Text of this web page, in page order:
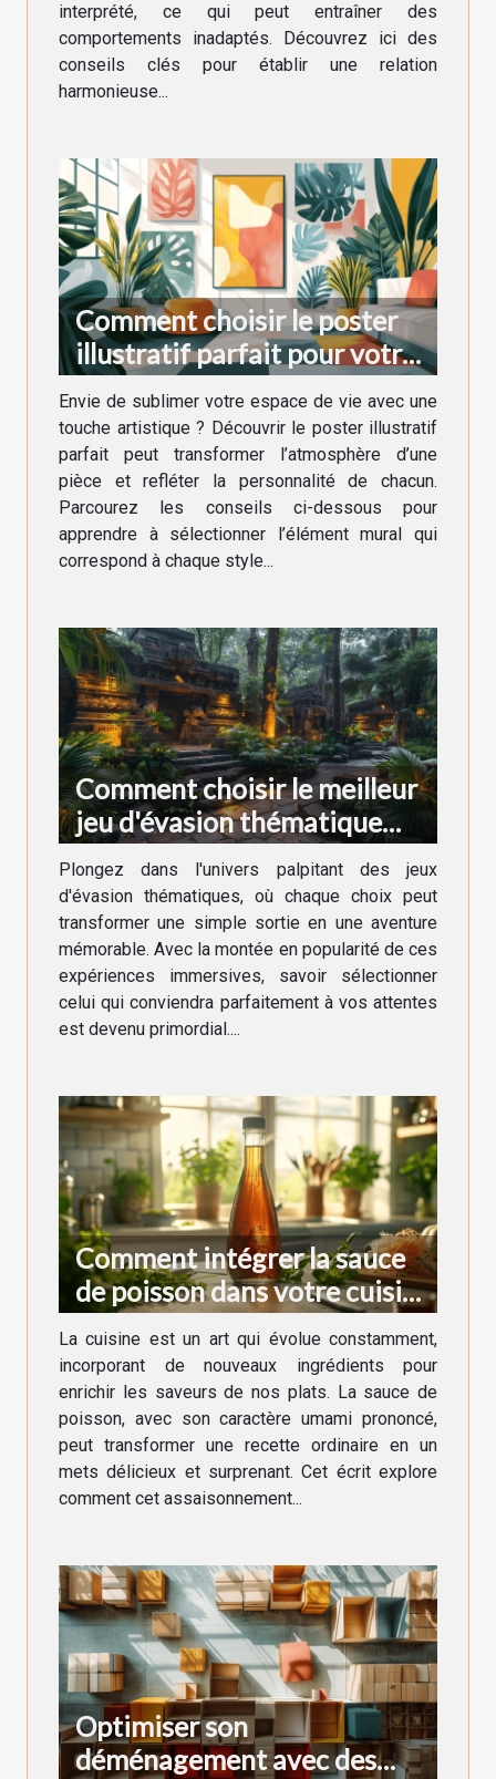
interprété, ce qui peut entraîner des
comportements inadaptés. Découvrez ici des
conseils clés pour établir une relation
harmonieuse...
Comment choisir le poster
illustratif parfait pour votre
décoration intérieure
Envie de sublimer votre espace de vie avec une
touche artistique ? Découvrir le poster illustratif
parfait peut transformer l’atmosphère d’une
pièce et refléter la personnalité de chacun.
Parcourez les conseils ci-dessous pour
apprendre à sélectionner l’élément mural qui
correspond à chaque style...
Comment choisir le meilleur
jeu d'évasion thématique
pour votre prochaine
aventure
Plongez dans l'univers palpitant des jeux
d'évasion thématiques, où chaque choix peut
transformer une simple sortie en une aventure
mémorable. Avec la montée en popularité de ces
expériences immersives, savoir sélectionner
celui qui conviendra parfaitement à vos attentes
est devenu primordial....
Comment intégrer la sauce
de poisson dans votre cuisine
quotidienne
La cuisine est un art qui évolue constamment,
incorporant de nouveaux ingrédients pour
enrichir les saveurs de nos plats. La sauce de
poisson, avec son caractère umami prononcé,
peut transformer une recette ordinaire en un
mets délicieux et surprenant. Cet écrit explore
comment cet assaisonnement...
Optimiser son
déménagement avec des